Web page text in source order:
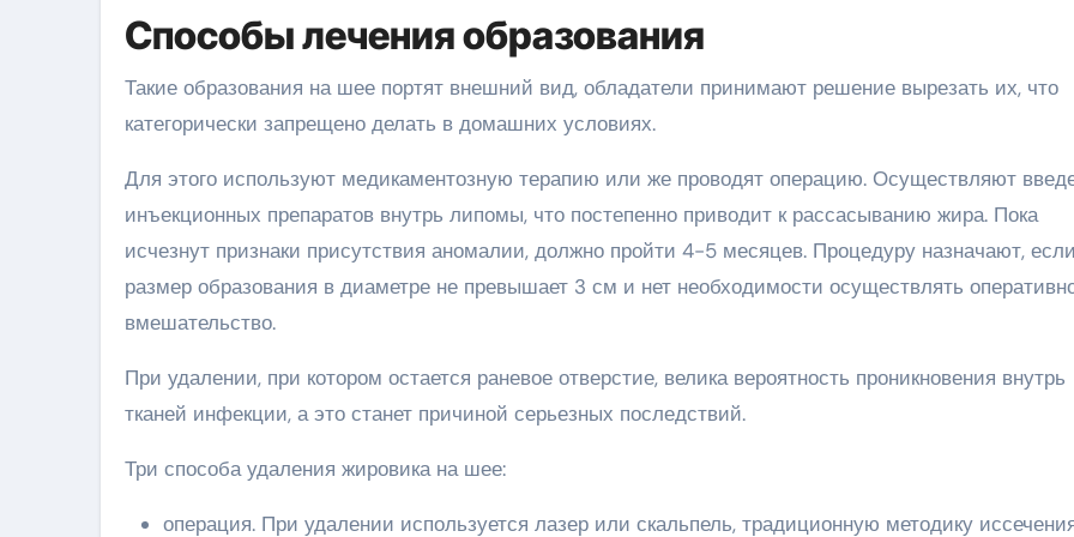
Способы лечения образования
Такие образования на шее портят внешний вид, обладатели принимают решение вырезать их, что
категорически запрещено делать в домашних условиях.
Для этого используют медикаментозную терапию или же проводят операцию. Осуществляют
инъекционных препаратов внутрь липомы, что постепенно приводит к рассасыванию жира. Пока
исчезнут признаки присутствия аномалии, должно пройти 4-5 месяцев. Процедуру назначают, если
размер образования в диаметре не превышает 3 см и нет необходимости осуществлять
вмешательство.
При удалении, при котором остается раневое отверстие, велика вероятность проникновения внутрь
тканей инфекции, а это станет причиной серьезных последствий.
Три способа удаления жировика на шее:
операция. При удалении используется лазер или скальпель, традиционную методику